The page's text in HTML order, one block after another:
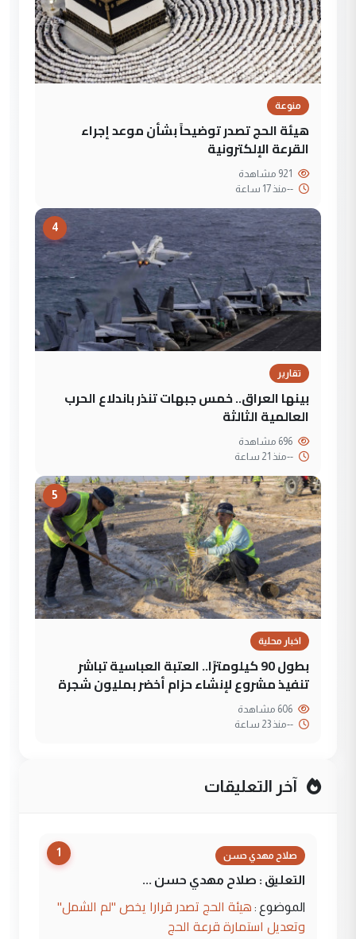
منوعة
هيئة الحج تصدر توضيحاً بشأن موعد إجراء
القرعة الإلكترونية
--منذ 17 ساعة
4
تقارير
بينها العراق.. خمس جبهات تنذر باندلاع الحرب
العالمية الثالثة
--منذ 21 ساعة
5
اخبار محلية
بطول 90 كيلومترًا.. العتبة العباسية تباشر
تنفيذ مشروع لإنشاء حزام أخضر بمليون شجرة
--منذ 23 ساعة
آخر التعليقات
1 صلاح مهدي حسن
التعليق : صلاح مهدي حسن ...
الموضوع : هيئة الحج تصدر قرارا يخص "لم الشمل"
وتعديل استمارة قرعة الحج